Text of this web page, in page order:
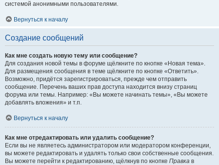
системой анонимными пользователями.
Вернуться к началу
Создание сообщений
Как мне создать новую тему или сообщение?
Для создания новой темы в форуме щёлкните по кнопке «Новая тема».
Для размещения сообщения в теме щёлкните по кнопке «Ответить».
Возможно, придётся зарегистрироваться, прежде чем отправить
сообщение. Перечень ваших прав доступа находится внизу страниц
форума или темы. Например: «Вы можете начинать темы», «Вы можете
добавлять вложения» и т.п.
Вернуться к началу
Как мне отредактировать или удалить сообщение?
Если вы не являетесь администратором или модератором конференции,
вы можете редактировать и удалять только свои собственные сообщения.
Вы можете перейти к редактированию, щёлкнув по кнопке Правка в